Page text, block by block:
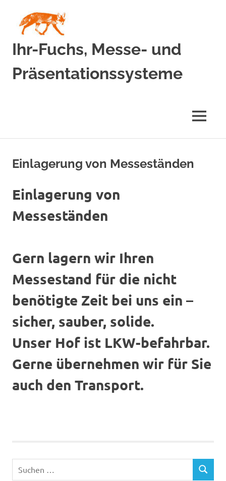
springen
Ihr-Fuchs, Messe- und
Präsentationssysteme
MENÜ
Einlagerung von Messeständen
Einlagerung von
Messeständen
Gern lagern wir Ihren
Messestand für die nicht
benötigte Zeit bei uns ein –
sicher, sauber, solide.
Unser Hof ist LKW-befahrbar.
Gerne übernehmen wir für Sie
auch den Transport.